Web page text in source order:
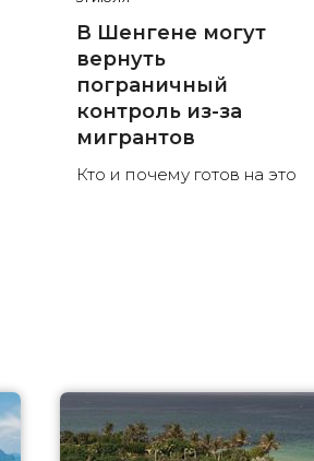
В Шенгене могут
вернуть
пограничный
контроль из-за
мигрантов
Кто и почему готов на это